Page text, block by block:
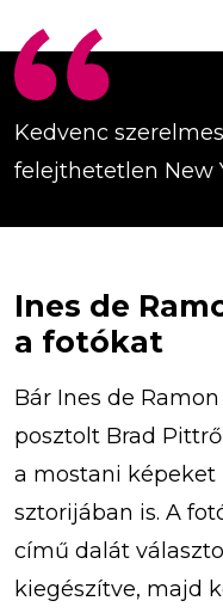
Kedvenc
felejthetetlen New
Ines de
a fotókat
Bár Ines de
posztolt Brad
a mostani
sztorijában is. A
című dalát
kiegészítve, majd